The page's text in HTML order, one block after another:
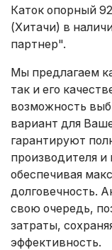
Каток опорный
(Хитачи) в
партнер".
Мы предлагаем
так и его
возможность
вариант для
гарантируют
производителя
обеспечивая
долговечность.
свою очередь,
затраты,
эффективность.